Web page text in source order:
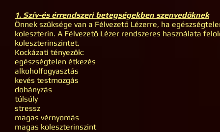
1. Szív-és érrendszeri betegségekben szenvedőknek
Önnek szüksége van a Félvezető Lézerre, ha
koleszterin. A Félvezető Lézer rendszeres használata
koleszterinszintet.
Kockázati tényezők:
egészségtelen étkezés
alkoholfogyasztás
kevés testmozgás
dohányzás
túlsúly
stressz
magas vérnyomás
magas koleszterinszint